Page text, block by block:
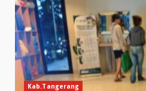
Kab.Tangerang